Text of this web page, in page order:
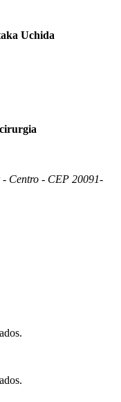
Uchida
Centro - CEP 20091-